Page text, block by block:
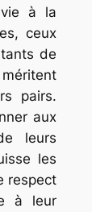
à la
ceux
de
pairs.
aux
leurs
les
respect
à leur